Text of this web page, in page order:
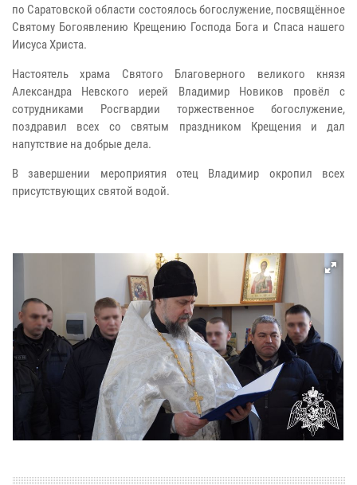
по Саратовской области состоялось богослужение, посвящённое
Святому Богоявлению Крещению Господа Бога и Спаса нашего
Иисуса Христа.
Настоятель храма Святого Благоверного великого князя
Александра Невского иерей Владимир Новиков провёл с
сотрудниками Росгвардии торжественное богослужение,
поздравил всех со святым праздником Крещения и дал
напутствие на добрые дела.
В завершении мероприятия отец Владимир окропил всех
присутствующих святой водой.